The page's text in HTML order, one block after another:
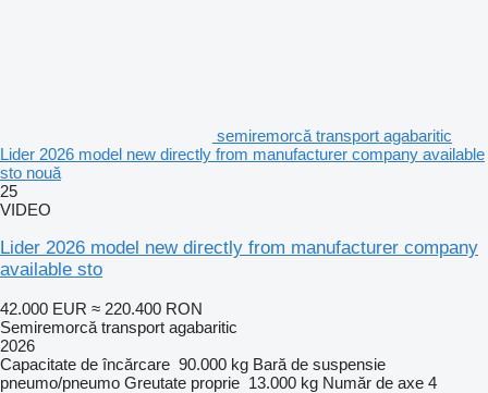
semiremorcă transport agabaritic
Lider 2026 model new directly from manufacturer company available
sto nouă
25
VIDEO
Lider 2026 model new directly from manufacturer company
available sto
42.000 EUR ≈ 220.400 RON
Semiremorcă transport agabaritic
2026
Capacitate de încărcare 90.000 kg Bară de suspensie
pneumo/pneumo Greutate proprie 13.000 kg Număr de axe 4